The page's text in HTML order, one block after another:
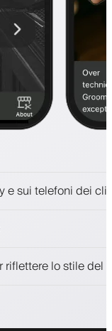
fedeltà
e sui telefoni dei
lo stile del